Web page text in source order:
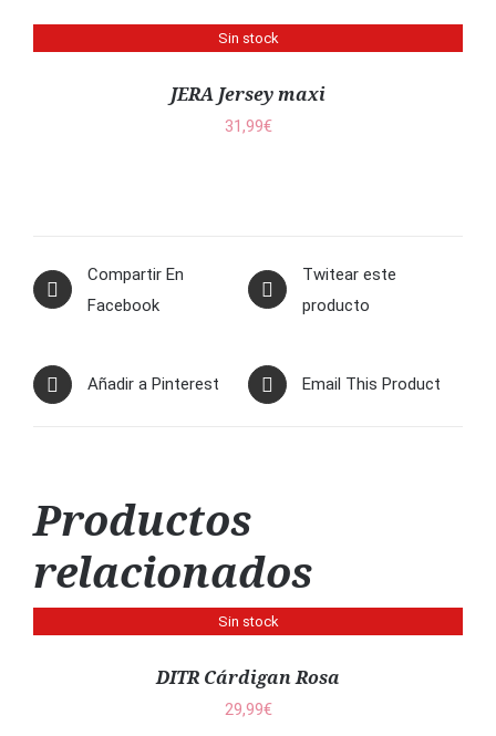
original
31,99€.
actual
24,99€.
Sin stock
JERA Jersey maxi
31,99€
Compartir En
Facebook
Twitear este
producto
Añadir a Pinterest Email This Product
Productos
relacionados
Sin stock
DITR Cárdigan Rosa
29,99€